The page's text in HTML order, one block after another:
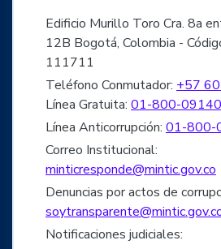
Edificio Murillo Toro Cra. 8a
12B Bogotá, Colombia -
111711
Teléfono Conmutador: +57
Línea Gratuita: 01-800-
Línea Anticorrupción: 01-800-
Correo Institucional:
minticresponde@mintic.gov.co
Denuncias por actos de
Notificaciones judiciales: